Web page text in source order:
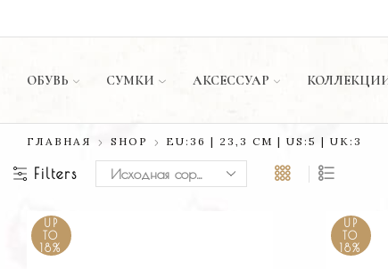
ОБУВЬ СУМКИ АКСЕССУАР
ГЛАВНАЯ SHOP EU:36 | 23,3 CM | US:5 | UK:3
Filters
UP
TO
18%
UP
TO
18%